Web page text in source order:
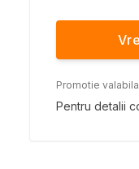
Promotie
Pentru detalii